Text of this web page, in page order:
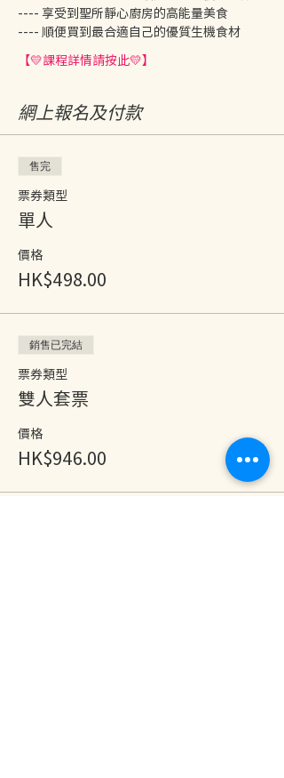
---- 享受到聖所靜心廚房的高能量美食
---- 順便買到最合適自己的優質生機食材
【💛課程詳情請按此💛】
網上報名及付款
售完
票券類型
單人
價格
HK$498.00
銷售已完結
票券類型
雙人套票
價格
HK$946.00